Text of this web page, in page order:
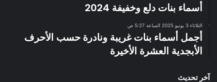
أسماء بنات دلع وخفيفة 2024
الثلاثاء 3 يونيو 2025 الساعة 5:27 ص
أجمل أسماء بنات غريبة ونادرة حسب الأحرف
الأبجدية العشرة الأخيرة
آخر تحديث